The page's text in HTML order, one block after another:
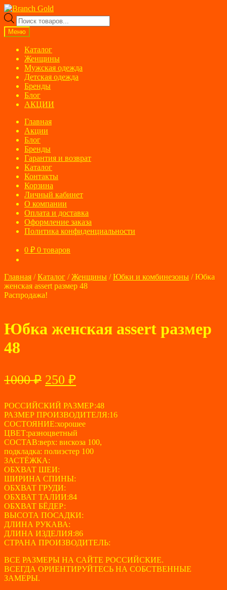
Перейти
к
навигации
Перейти
к
содержимому
Поиск
товаров
Меню
Каталог
Женщины
Мужская одежда
Детская одежда
Бренды
Блог
АКЦИИ
Главная
Акции
Блог
Бренды
Гарантия и возврат
Каталог
Контакты
Корзина
Личный кабинет
О компании
Оплата и доставка
Оформление заказа
Политика конфиденциальности
0 ₽ 0 товаров
Главная /Каталог /Женщины /Юбки и комбинезоны /Юбка
женская assert размер 48
Распродажа!
Юбка женская assert размер
48
1000₽ Первоначальная
составляла
1000 ₽.
250 ₽
250 ₽.
РОССИЙСКИЙ РАЗМЕР:48
РАЗМЕР ПРОИЗВОДИТЕЛЯ:16
СОСТОЯНИЕ:хорошее
ЦВЕТ:разноцветный
СОСТАВ:верх: вискоза 100,
подкладка: полиэстер 100
ЗАСТЁЖКА:
ОБХВАТ ШЕИ:
ШИРИНА СПИНЫ:
ОБХВАТ ГРУДИ:
ОБХВАТ ТАЛИИ:84
ОБХВАТ БЁДЕР:
ВЫСОТА ПОСАДКИ:
ДЛИНА РУКАВА:
ДЛИНА ИЗДЕЛИЯ:86
СТРАНА ПРОИЗВОДИТЕЛЬ:
ВСЕ РАЗМЕРЫ НА САЙТЕ РОССИЙСКИЕ.
ВСЕГДА ОРИЕНТИРУЙТЕСЬ НА СОБСТВЕННЫЕ
ЗАМЕРЫ.